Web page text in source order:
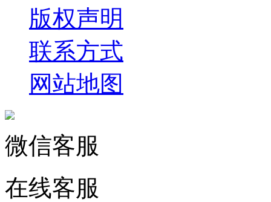
版权声明
联系方式
网站地图
微信客服
在线客服